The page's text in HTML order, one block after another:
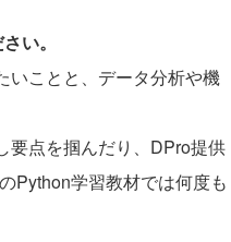
い。
いことと、データ分析や機
要点を掴んだり、DPro提供
Python学習教材では何度も